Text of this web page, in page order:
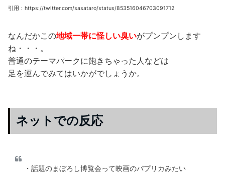
引用：https://twitter.com/sasataro/status/853516046703091712
なんだかこの地域一帯に怪しい臭いがプンプンします
ね・・・。
普通のテーマパークに飽きちゃった人などは
足を運んでみてはいかがでしょうか。
ネットでの反応
・話題のまぼろし博覧会って映画のパプリカみたい